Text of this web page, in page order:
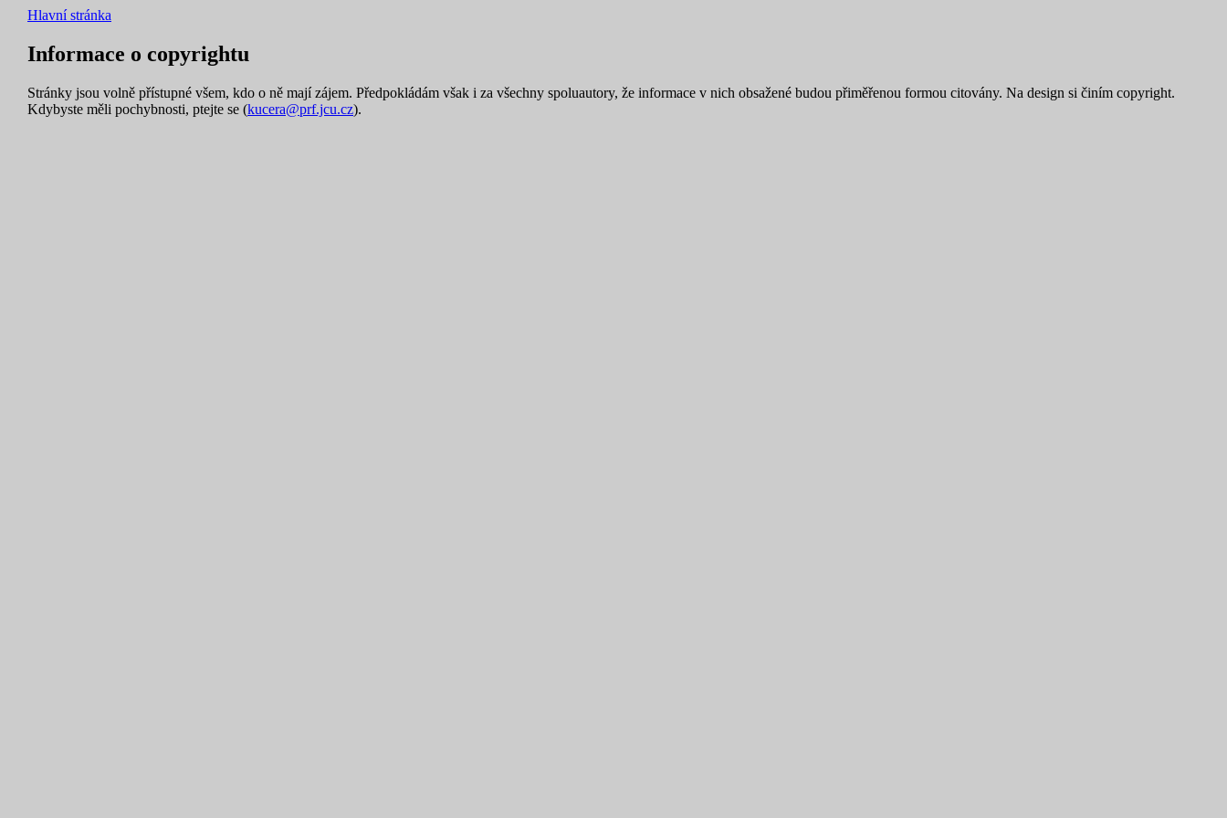
Hlavní stránka
Informace o copyrightu
Stránky jsou volně přístupné všem, kdo o ně mají zájem. Předpokládám však i za všechny spoluautory, že informace v nich obsažené budou přiměřenou formou citovány. Na design si činím copyright.
Kdybyste měli pochybnosti, ptejte se (kucera@prf.jcu.cz).